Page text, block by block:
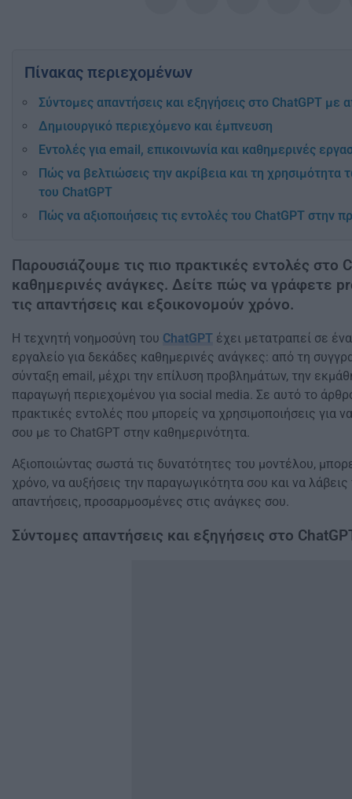
Πίνακας περιεχομένων
Σύντομες απαντήσεις και εξηγήσεις στο ChatGPT με
Δημιουργικό περιεχόμενο και έμπνευση
Εντολές για email, επικοινωνία και καθημερινές
Πώς να βελτιώσεις την ακρίβεια και τη
του ChatGPT
Πώς να αξιοποιήσεις τις εντολές του ChatGPT στην
Παρουσιάζουμε τις πιο πρακτικές εντολές στο
καθημερινές ανάγκες. Δείτε πώς να γράφετε
τις απαντήσεις και εξοικονομούν χρόνο.
Η τεχνητή νοημοσύνη του ChatGPT έχει μετατραπεί σε
εργαλείο για δεκάδες καθημερινές ανάγκες: από τη
σύνταξη email, μέχρι την επίλυση προβλημάτων, την
παραγωγή περιεχομένου για social media. Σε αυτό το
πρακτικές εντολές που μπορείς να χρησιμοποιήσεις για
σου με το ChatGPT στην καθημερινότητα.
Αξιοποιώντας σωστά τις δυνατότητες του μοντέλου,
χρόνο, να αυξήσεις την παραγωγικότητα σου και να
απαντήσεις, προσαρμοσμένες στις ανάγκες σου.
Σύντομες απαντήσεις και εξηγήσεις στο